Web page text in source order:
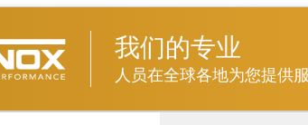
我们的专业
人员在全球各地为您提供